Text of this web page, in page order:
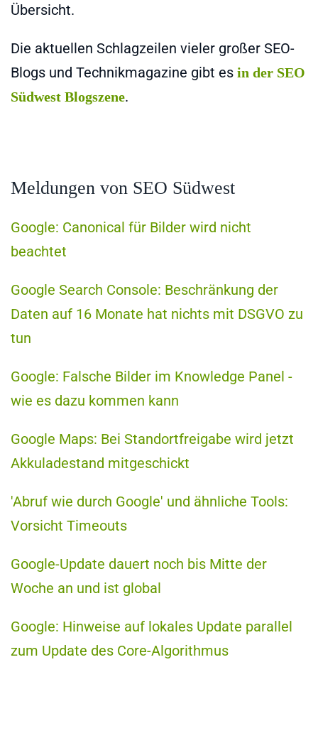
Übersicht.
Die aktuellen Schlagzeilen vieler großer SEO-
Blogs und Technikmagazine gibt es in der SEO
Südwest Blogszene.
Meldungen von SEO Südwest
Google: Canonical für Bilder wird nicht
beachtet
Google Search Console: Beschränkung der
Daten auf 16 Monate hat nichts mit DSGVO zu
tun
Google: Falsche Bilder im Knowledge Panel -
wie es dazu kommen kann
Google Maps: Bei Standortfreigabe wird jetzt
Akkuladestand mitgeschickt
'Abruf wie durch Google' und ähnliche Tools:
Vorsicht Timeouts
Google-Update dauert noch bis Mitte der
Woche an und ist global
Google: Hinweise auf lokales Update parallel
zum Update des Core-Algorithmus